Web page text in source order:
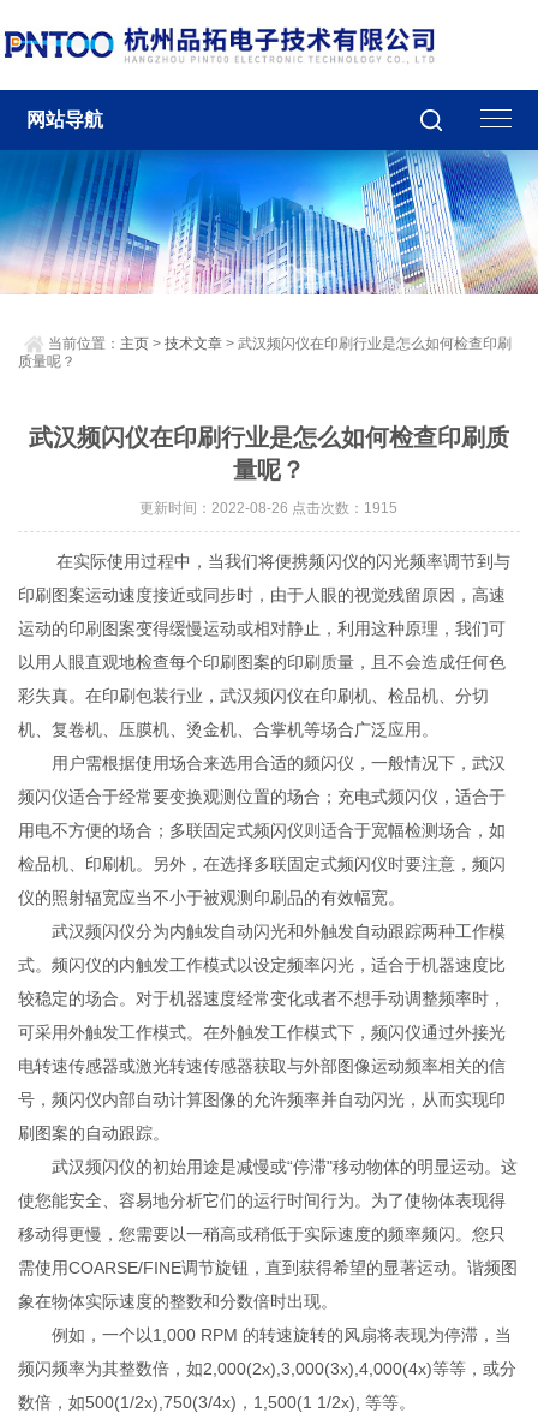
网站导航
当前位置： 主页 >技术文章 > 武汉频闪仪在印刷行业是怎么如何检查印刷
质量呢？
武汉频闪仪在印刷行业是怎么如何检查印刷质
量呢？
更新时间：2022-08-26 点击次数：1915
在实际使用过程中，当我们将便携频闪仪的闪光频率调节到与
印刷图案运动速度接近或同步时，由于人眼的视觉残留原因，高速
运动的印刷图案变得缓慢运动或相对静止，利用这种原理，我们可
以用人眼直观地检查每个印刷图案的印刷质量，且不会造成任何色
彩失真。在印刷包装行业，武汉频闪仪在印刷机、检品机、分切
机、复卷机、压膜机、烫金机、合掌机等场合广泛应用。
用户需根据使用场合来选用合适的频闪仪，一般情况下，武汉
频闪仪适合于经常要变换观测位置的场合；充电式频闪仪，适合于
用电不方便的场合；多联固定式频闪仪则适合于宽幅检测场合，如
检品机、印刷机。另外，在选择多联固定式频闪仪时要注意，频闪
仪的照射辐宽应当不小于被观测印刷品的有效幅宽。
武汉频闪仪分为内触发自动闪光和外触发自动跟踪两种工作模
式。频闪仪的内触发工作模式以设定频率闪光，适合于机器速度比
较稳定的场合。对于机器速度经常变化或者不想手动调整频率时，
可采用外触发工作模式。在外触发工作模式下，频闪仪通过外接光
电转速传感器或激光转速传感器获取与外部图像运动频率相关的信
号，频闪仪内部自动计算图像的允许频率并自动闪光，从而实现印
刷图案的自动跟踪。
武汉频闪仪的初始用途是减慢或“停滞"移动物体的明显运动。这
使您能安全、容易地分析它们的运行时间行为。为了使物体表现得
移动得更慢，您需要以一稍高或稍低于实际速度的频率频闪。您只
需使用COARSE/FINE调节旋钮，直到获得希望的显著运动。谐频图
象在物体实际速度的整数和分数倍时出现。
例如，一个以1,000 RPM 的转速旋转的风扇将表现为停滞，当
频闪频率为其整数倍，如2,000(2x),3,000(3x),4,000(4x)等等，或分
数倍，如500(1/2x),750(3/4x)，1,500(1 1/2x), 等等。